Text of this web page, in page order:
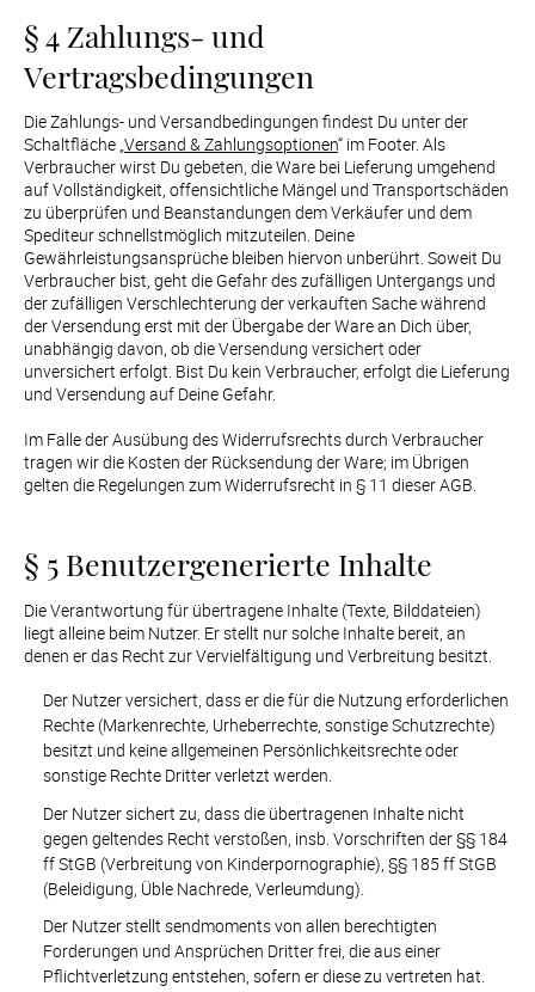
§ 4 Zahlungs- und
Vertragsbedingungen
Die Zahlungs- und Versandbedingungen findest Du unter der
Schaltfläche „Versand & Zahlungsoptionen“ im Footer. Als
Verbraucher wirst Du gebeten, die Ware bei Lieferung umgehend
auf Vollständigkeit, offensichtliche Mängel und Transportschäden
zu überprüfen und Beanstandungen dem Verkäufer und dem
Spediteur schnellstmöglich mitzuteilen. Deine
Gewährleistungsansprüche bleiben hiervon unberührt. Soweit Du
Verbraucher bist, geht die Gefahr des zufälligen Untergangs und
der zufälligen Verschlechterung der verkauften Sache während
der Versendung erst mit der Übergabe der Ware an Dich über,
unabhängig davon, ob die Versendung versichert oder
unversichert erfolgt. Bist Du kein Verbraucher, erfolgt die Lieferung
und Versendung auf Deine Gefahr.
Im Falle der Ausübung des Widerrufsrechts durch Verbraucher
tragen wir die Kosten der Rücksendung der Ware; im Übrigen
gelten die Regelungen zum Widerrufsrecht in § 11 dieser AGB.
§ 5 Benutzergenerierte Inhalte
Die Verantwortung für übertragene Inhalte (Texte, Bilddateien)
liegt alleine beim Nutzer. Er stellt nur solche Inhalte bereit, an
Der Nutzer versichert, dass er die für die Nutzung erforderlichen
Rechte (Markenrechte, Urheberrechte, sonstige Schutzrechte)
besitzt und keine allgemeinen Persönlichkeitsrechte oder
sonstige Rechte Dritter verletzt werden.
Der Nutzer sichert zu, dass die übertragenen Inhalte nicht
gegen geltendes Recht verstoßen, insb. Vorschriften der §§ 184
ff StGB (Verbreitung von Kinderpornographie), §§ 185 ff StGB
(Beleidigung, Üble Nachrede, Verleumdung).
Der Nutzer stellt sendmoments von allen berechtigten
Forderungen und Ansprüchen Dritter frei, die aus einer
Pflichtverletzung entstehen, sofern er diese zu vertreten hat.